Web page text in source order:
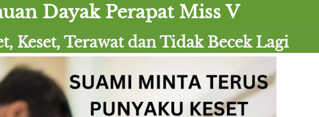
Dayak Perapat Miss V
Keset, Terawat dan Tidak Becek Lagi